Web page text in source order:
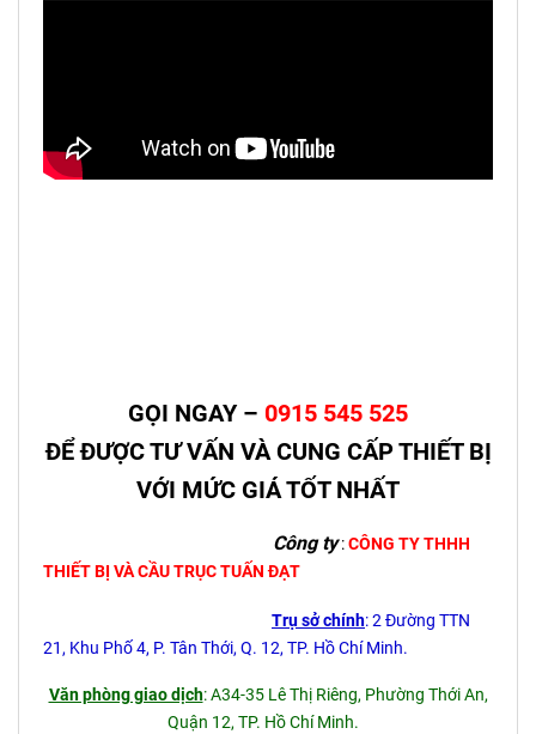
GỌI NGAY – 0915 545 525
ĐỂ ĐƯỢC TƯ VẤN VÀ CUNG CẤP THIẾT BỊ
VỚI MỨC GIÁ TỐT NHẤT
Công ty:CÔNG TY THHH
THIẾT BỊ VÀ CẦU TRỤC TUẤN ĐẠT
Trụ sở chính: 2 Đường TTN
21, Khu Phố 4, P. Tân Thới, Q. 12, TP. Hồ Chí Minh.
Văn phòng giao dịch: A34-35 Lê Thị Riêng, Phường Thới An,
Quận 12, TP. Hồ Chí Minh.